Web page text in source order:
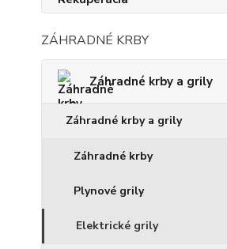
ZÁHRADNÉ KRBY
Záhradné krby a grily
Záhradné krby a grily
Záhradné krby
Plynové grily
Elektrické grily